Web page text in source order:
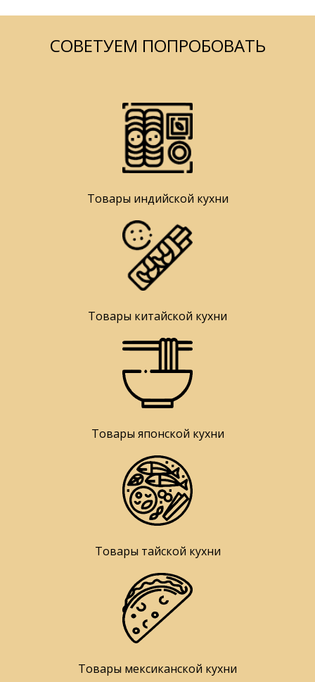
СОВЕТУЕМ ПОПРОБОВАТЬ
Товары индийской кухни
Товары китайской кухни
Товары японской кухни
Товары тайской кухни
Товары мексиканской кухни